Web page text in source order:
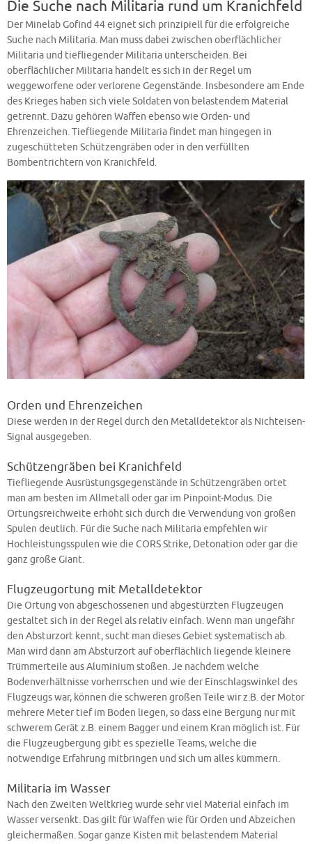
Die Suche nach Militaria rund um Kranichfeld
Der Minelab Gofind 44 eignet sich prinzipiell für die erfolgreiche
Suche nach Militaria. Man muss dabei zwischen oberflächlicher
Militaria und tiefliegender Militaria unterscheiden. Bei
oberflächlicher Militaria handelt es sich in der Regel um
weggeworfene oder verlorene Gegenstände. Insbesondere am Ende
des Krieges haben sich viele Soldaten von belastendem Material
getrennt. Dazu gehören Waffen ebenso wie Orden- und
Ehrenzeichen. Tiefliegende Militaria findet man hingegen in
zugeschütteten Schützengräben oder in den verfüllten
Bombentrichtern von Kranichfeld.
Orden und Ehrenzeichen
Diese werden in der Regel durch den Metalldetektor als Nichteisen-
Signal ausgegeben.
Schützengräben bei Kranichfeld
Tiefliegende Ausrüstungsgegenstände in Schützengräben ortet
man am besten im Allmetall oder gar im Pinpoint-Modus. Die
Ortungsreichweite erhöht sich durch die Verwendung von großen
Spulen deutlich. Für die Suche nach Militaria empfehlen wir
Hochleistungsspulen wie die CORS Strike, Detonation oder gar die
ganz große Giant.
Flugzeugortung mit Metalldetektor
Die Ortung von abgeschossenen und abgestürzten Flugzeugen
gestaltet sich in der Regel als relativ einfach. Wenn man ungefähr
den Absturzort kennt, sucht man dieses Gebiet systematisch ab.
Man wird dann am Absturzort auf oberflächlich liegende kleinere
Trümmerteile aus Aluminium stoßen. Je nachdem welche
Bodenverhältnisse vorherrschen und wie der Einschlagswinkel des
Flugzeugs war, können die schweren großen Teile wir z.B. der Motor
mehrere Meter tief im Boden liegen, so dass eine Bergung nur mit
schwerem Gerät z.B. einem Bagger und einem Kran möglich ist. Für
die Flugzeugbergung gibt es spezielle Teams, welche die
notwendige Erfahrung mitbringen und sich um alles kümmern.
Militaria im Wasser
Nach den Zweiten Weltkrieg wurde sehr viel Material einfach im
Wasser versenkt. Das gilt für Waffen wie für Orden und Abzeichen
gleichermaßen. Sogar ganze Kisten mit belastendem Material